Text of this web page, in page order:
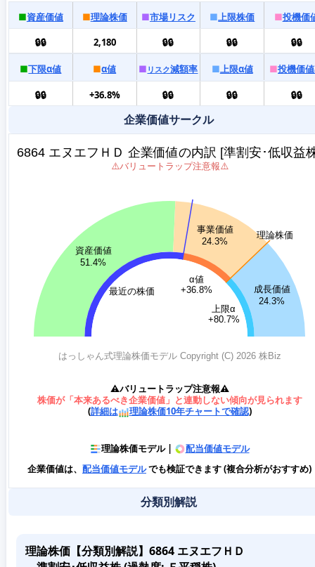
■資産価値 ■理論株価 ■市場リスク ■上限株価 ■投機価
🔒🔒
2,180 🔒🔒 🔒🔒 🔒🔒
■下限α値 ■α値 ■ リスク減額率 ■上限α値 ■投機価
🔒🔒 +36.8% 🔒🔒 🔒🔒 🔒🔒
企業価値サークル
⚠️バリュートラップ注意報⚠️
株価が「本来あるべき企業価値」と連動しない傾向が見られます
(詳細は 理論株価10年チャートで確認)
理論株価モデル |
配当価値モデル
企業価値は、 配当価値モデルでも検証できます (複合分析がおすすめ)
分類別解説
理論株価【分類別解説】6864 エヌエフＨＤ